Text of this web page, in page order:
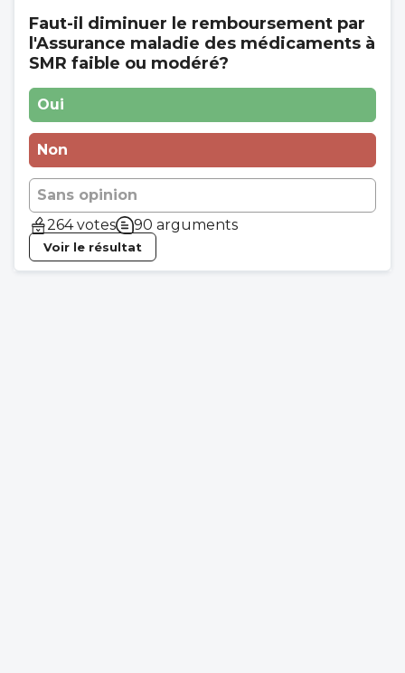
Faut-il diminuer le remboursement par
l'Assurance maladie des médicaments à
SMR faible ou modéré?
Oui
Non
Sans opinion
264 votes
90 arguments
Voir le résultat